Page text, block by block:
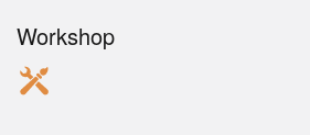
Workshop